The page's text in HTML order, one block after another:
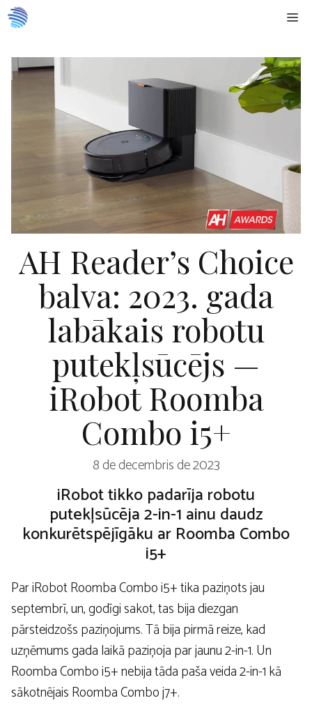
Doties
uz
AH Reader’s Choice
balva: 2023. gada
labākais robotu
putekļsūcējs —
iRobot Roomba
Combo i5+
8 de decembris de 2023
iRobot tikko padarīja robotu
putekļsūcēja 2-in-1 ainu daudz
konkurētspējīgāku ar Roomba Combo
i5+
Par iRobot Roomba Combo i5+ tika paziņots jau
septembrī, un, godīgi sakot, tas bija diezgan
pārsteidzošs paziņojums. Tā bija pirmā reize, kad
uzņēmums gada laikā paziņoja par jaunu 2-in-1. Un
Roomba Combo i5+ nebija tāda paša veida 2-in-1 kā
sākotnējais Roomba Combo j7+.